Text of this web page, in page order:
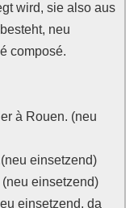
wird, sie also aus
neu
composé.
à Rouen. (neu
einsetzend)
einsetzend)
einsetzend, da